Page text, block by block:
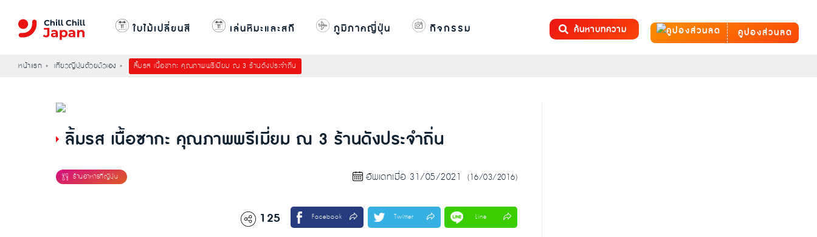
ใบไม้เปลี่ยนสี เล่นหิมะและสกี ภูมิภาคญี่ปุ่น กิจกรรม ค้นหาบทความ คูปองส่วนลด
หน้าแรก เที่ยวญี่ปุ่นด้วยตัวเอง ลิ้มรส เนื้อซากะ คุณภาพพรีเมี่ยม ณ 3 ร้านดังประจำถิ่น
ลิ้มรส เนื้อซากะ คุณภาพพรีเมี่ยม ณ 3 ร้านดังประจำถิ่น
อัพเดทเมื่อ 31/05/2021 (16/03/2016)
125 Facebook Twitter Line